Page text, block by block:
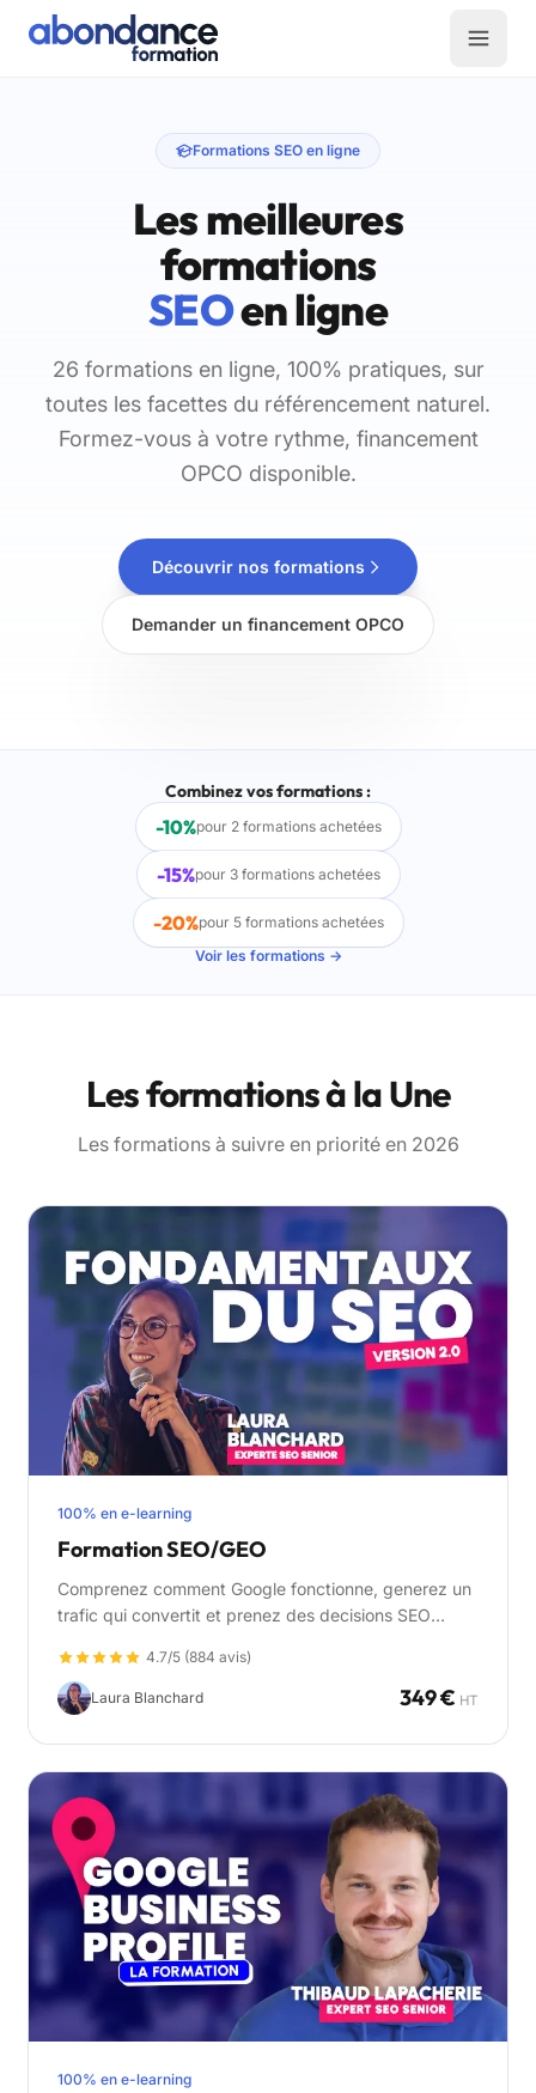
Formations SEO en ligne
Les meilleures
formations
SEOen ligne
26 formations en ligne, 100% pratiques, sur
toutes les facettes du référencement naturel.
Formez-vous à votre rythme, financement
OPCO disponible.
Découvrir nos formations
Demander un financement OPCO
Combinez vos formations :
-10%pour 2 formations achetées
-15%pour 3 formations achetées
-20%pour 5 formations achetées
Voir les formations →
Les formations à la Une
Les formations à suivre en priorité en 2026
100% en e-learning
Formation SEO/GEO
Comprenez comment Google fonctionne, generez un
trafic qui convertit et prenez des decisions SEO
4.7/5 (884 avis)
Laura Blanchard 349 € HT
100% en e-learning